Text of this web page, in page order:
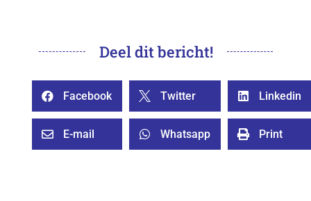
Deel dit bericht!
 Facebook  Twitter  Linkedin
 E-mail  Whatsapp  Print